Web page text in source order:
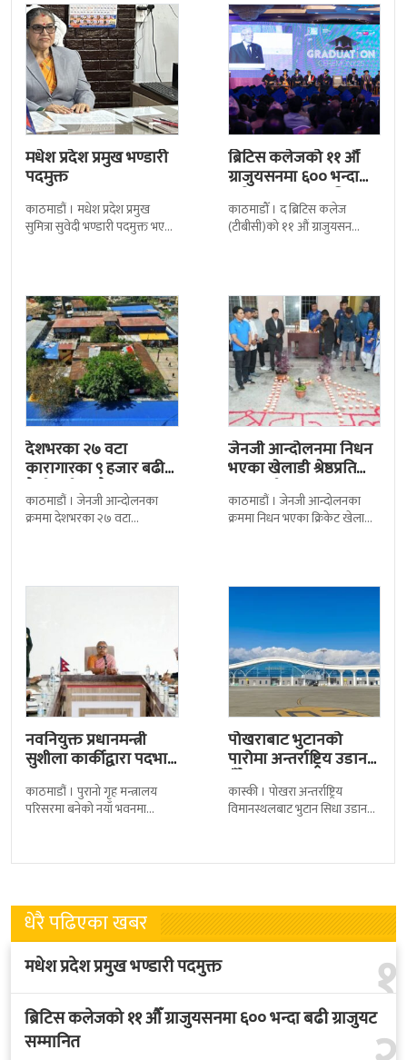
मधेश प्रदेश प्रमुख भण्डारी
पदमुक्त
काठमाडौं । मधेश प्रदेश प्रमुख
सुमित्रा सुवेदी भण्डारी पदमुक्त भएकी
ब्रिटिस कलेजको ११ औँ
ग्राजुयसनमा ६०० भन्दा
बढी ग्राजुयट सम्मानित
काठमाडौँ । द ब्रिटिस कलेज
(टीबीसी)को ११ औं ग्राजुयसन
देशभरका २७ वटा
कारागारका ९ हजार बढी
कैदीबन्दी अझै फरार
काठमाडौं । जेनजी आन्दोलनका
क्रममा देशभरका २७ वटा
जेनजी आन्दोलनमा निधन
भएका खेलाडी श्रेष्ठप्रति
श्रद्धाञ्जली
काठमाडौं । जेनजी आन्दोलनका
क्रममा निधन भएका क्रिकेट खेलाडी
नवनियुक्त प्रधानमन्त्री
सुशीला कार्कीद्वारा पदभार
काठमाडौं । पुरानो गृह मन्त्रालय
परिसरमा बनेको नयाँ भवनमा
नवनियुक्त
पोखराबाट भुटानको
पारोमा अन्तर्राष्ट्रिय उडान
हुँदै
कास्की । पोखरा अन्तर्राष्ट्रिय
विमानस्थलबाट भुटान सिधा उडान
लागेको हो
धेरै पढिएका खबर
१
मधेश प्रदेश प्रमुख भण्डारी पदमुक्त
ब्रिटिस कलेजको ११ औँ ग्राजुयसनमा ६०० भन्दा बढी ग्राजुयट
सम्मानित